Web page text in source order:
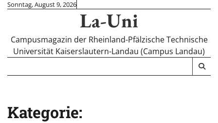
SkipSonntag, August 9, 2026
La-Uni
Campusmagazin der Rheinland-Pfälzische Technische
Universität Kaiserslautern-Landau (Campus Landau)
Kategorie: